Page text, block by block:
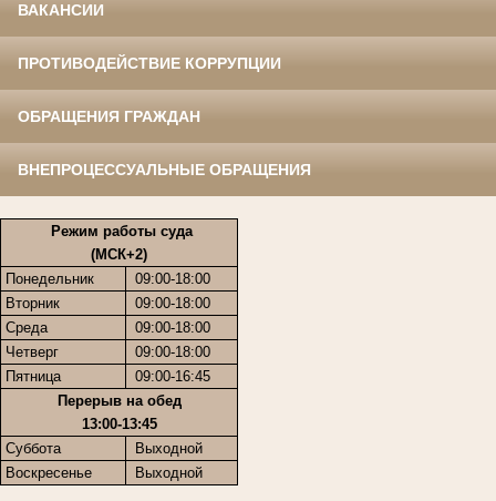
ВАКАНСИИ
ПРОТИВОДЕЙСТВИЕ КОРРУПЦИИ
ОБРАЩЕНИЯ ГРАЖДАН
ВНЕПРОЦЕССУАЛЬНЫЕ ОБРАЩЕНИЯ
Режим работы суда
(МСК+2)
Понедельник
09:00-18:00
Вторник
09:00-18:00
Среда
09:00-18:00
Четверг
09:00-18:00
Пятница
09:00-16:45
Перерыв на обед
13:00-13:45
Суббота
Выходной
Воскресенье
Выходной